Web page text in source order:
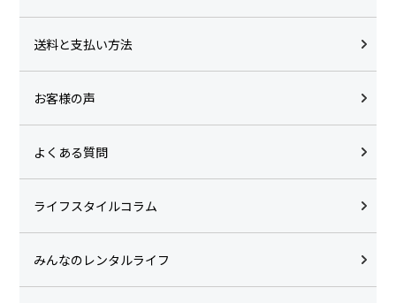
送料と支払い方法
お客様の声
よくある質問
ライフスタイルコラム
みんなのレンタルライフ